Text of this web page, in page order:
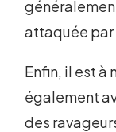
attaquée
Enfin, il est à
également
des